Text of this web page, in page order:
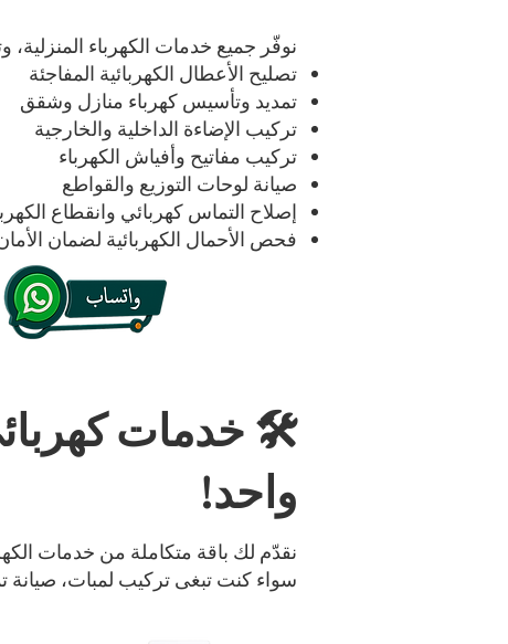
نوفّر جميع خدمات الكهرباء
تصليح الأعطال الكهربائية المفاجئة
تمديد وتأسيس كهرباء منازل وشقق
تركيب الإضاءة الداخلية والخارجية
تركيب مفاتيح وأفياش الكهرباء
صيانة لوحات التوزيع والقواطع
إصلاح التماس كهربائي وانقطاع
فحص الأحمال الكهربائية لضمان
🛠️ خدمات
واحد!
نقدّم لك باقة متكاملة من خدمات
سواء كنت تبغى تركيب لمبات، صيانة